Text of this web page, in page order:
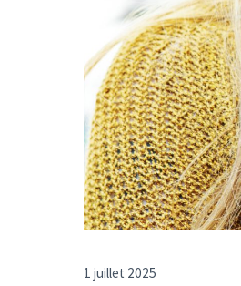
1 juillet 2025